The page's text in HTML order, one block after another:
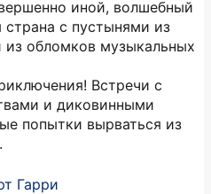
иной, волшебный
с пустынями из
из обломков музыкальных
Встречи с
и диковинными
попытки вырваться из
Гарри